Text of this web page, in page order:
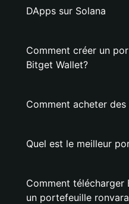
DApps sur Solana
Comment créer un
Bitget Wallet?
Comment acheter
Quel est le meilleur
Comment
un portefeuille